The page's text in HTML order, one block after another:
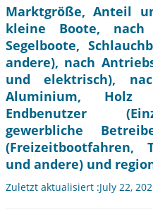
Marktgröße, Anteil
kleine Boote, nach
Segelboote,
andere), nach
und elektrisch),
Aluminium, Holz
Endbenutzer
gewerbliche
(Freizeitbootfahren,
und andere) und
Zuletzt aktualisiert :July 22,